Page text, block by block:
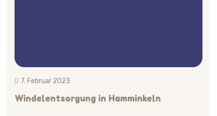
7. Februar 2023
Windelentsorgung in Hamminkeln